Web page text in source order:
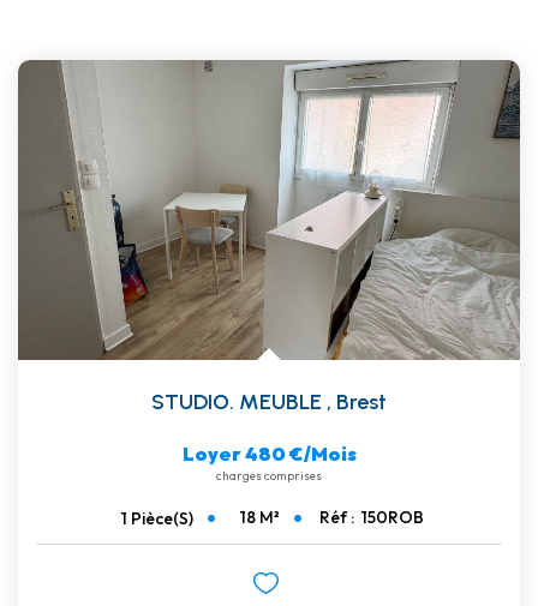
STUDIO. MEUBLE , Brest
Loyer 480 €/mois
charges comprises
1 Pièce(s) 18 M² Réf : 150ROB